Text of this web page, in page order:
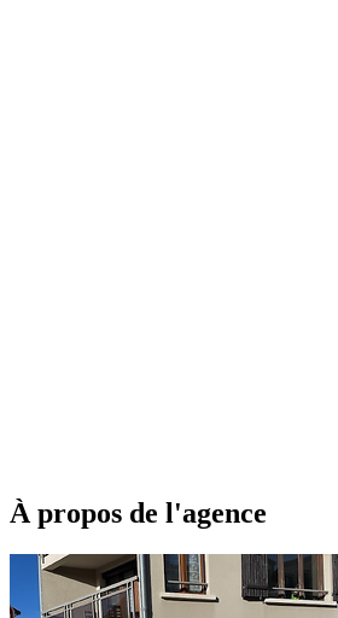
À propos de l'agence